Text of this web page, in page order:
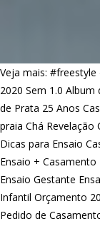
Veja mais: #freestyle
2020 Sem 1.0 Album
de Prata 25 Anos
praia Chá Revelação
Dicas para Ensaio
Ensaio + Casamento
Ensaio Gestante
Infantil Orçamento
Pedido de